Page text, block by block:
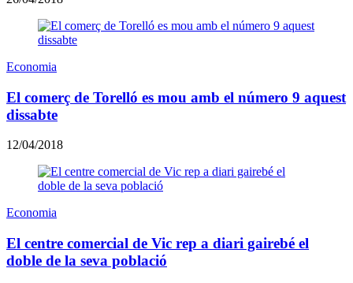
Economia
El comerç de Torelló es mou amb el número 9 aquest
dissabte
12/04/2018
Economia
El centre comercial de Vic rep a diari gairebé el
doble de la seva població